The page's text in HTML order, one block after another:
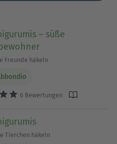
– süße
Freunde häkeln
6 Bewertungen
Tierchen häkeln